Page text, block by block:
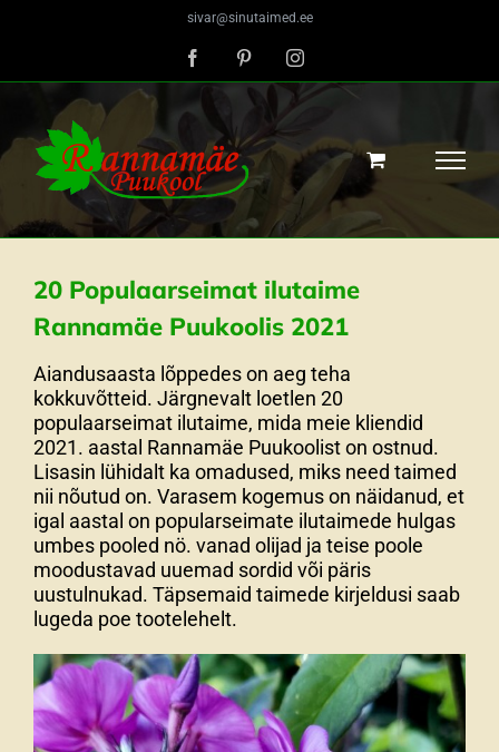
sivar@sinutaimed.ee
FacebookPinterestInstagram
20 Populaarseimat ilutaime
Rannamäe Puukoolis 2021
Aiandusaasta lõppedes on aeg teha
kokkuvõtteid. Järgnevalt loetlen 20
populaarseimat ilutaime, mida meie kliendid
2021. aastal Rannamäe Puukoolist on ostnud.
Lisasin lühidalt ka omadused, miks need taimed
nii nõutud on. Varasem kogemus on näidanud, et
igal aastal on popularseimate ilutaimede hulgas
umbes pooled nö. vanad olijad ja teise poole
moodustavad uuemad sordid või päris
uustulnukad. Täpsemaid taimede kirjeldusi saab
lugeda poe tootelehelt.